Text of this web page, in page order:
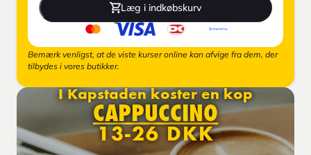
Læg i indkøbskurv
Bemærk venligst, at de viste kurser online kan afvige fra dem, der
tilbydes i vores butikker.
I Kapstaden koster en kop
CAPPUCCINO
13-26 DKK